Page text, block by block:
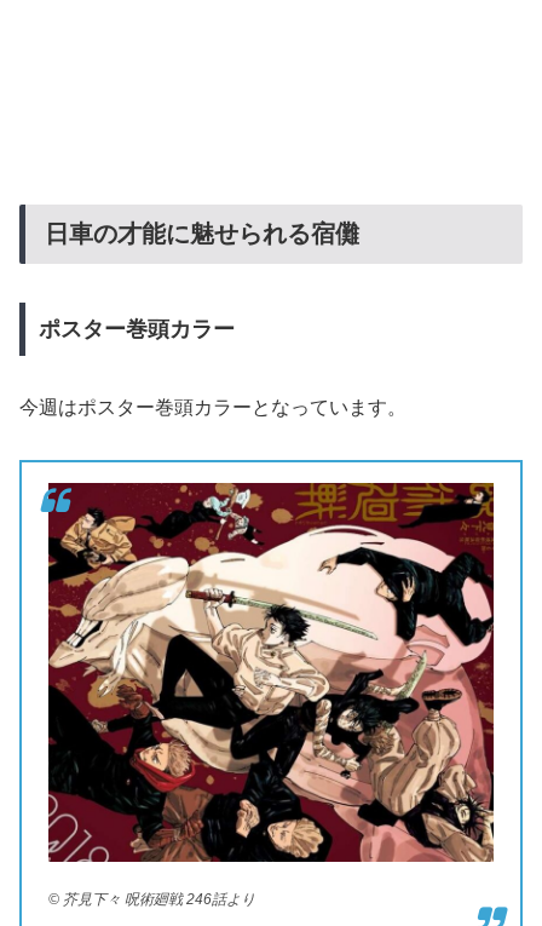
日車の才能に魅せられる宿儺
ポスター巻頭カラー
今週はポスター巻頭カラーとなっています。
© 芥見下々 呪術廻戦 246話より